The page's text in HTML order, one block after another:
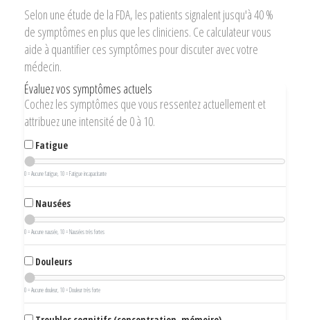
Selon une étude de la FDA, les patients signalent jusqu'à 40 %
de symptômes en plus que les cliniciens. Ce calculateur vous
aide à quantifier ces symptômes pour discuter avec votre
médecin.
Évaluez vos symptômes actuels
Cochez les symptômes que vous ressentez actuellement et
attribuez une intensité de 0 à 10.
Fatigue
0 = Aucune fatigue, 10 = Fatigue incapacitante
Nausées
0 = Aucune nausée, 10 = Nausées très fortes
Douleurs
0 = Aucune douleur, 10 = Douleur très forte